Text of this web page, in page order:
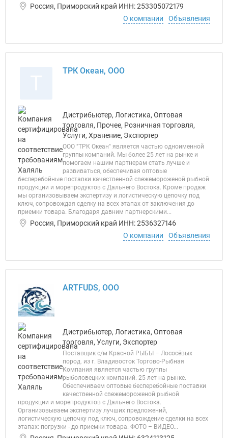
Россия, Приморский край ИНН: 253305072179
О компании
Объявления
ТРК Океан, ООО
Дистрибьютер, Логистика, Оптовая
торговля, Прочее, Розничная торговля,
Услуги, Хранение, Экспортер
ООО "ТРК Океан" является частью одноименной
группы компаний. Мы более 25 лет на рынке и
помогаем нашим партнерам стать лучше и
развиваться, обеспечивая оптовые
бесперебойные поставки качественной свежемороженой рыбной
продукции и морепродуктов с Дальнего Востока. Кроме продаж
мы организовываем экспертизу и логистическую цепочку под
ключ, сопровождая сделку на всех этапах от заключения до
приемки товара. Благодаря давним партнерскими...
Россия, Приморский край ИНН: 2536327146
О компании
Объявления
ARTFUDS, ООО
Дистрибьютер, Логистика, Оптовая
торговля, Услуги, Экспортер
Поставщик с/м Красной РЫБЫ – Лососёвых
пород. из г. Владивосток Торгово-Рыбная
Компания является частью группы
рыболовецких компаний. 25 лет на рынке.
Обеспечиваем оптовые бесперебойные поставки
качественной свежемороженой рыбной
продукции и морепродуктов с Дальнего Востока.
Организовываем экспертизу лучших предложений,
логистическую цепочку под ключ, сопровождение сделки на всех
этапах: погрузки - до приемки товара. ФОТО – ВИДЕО...